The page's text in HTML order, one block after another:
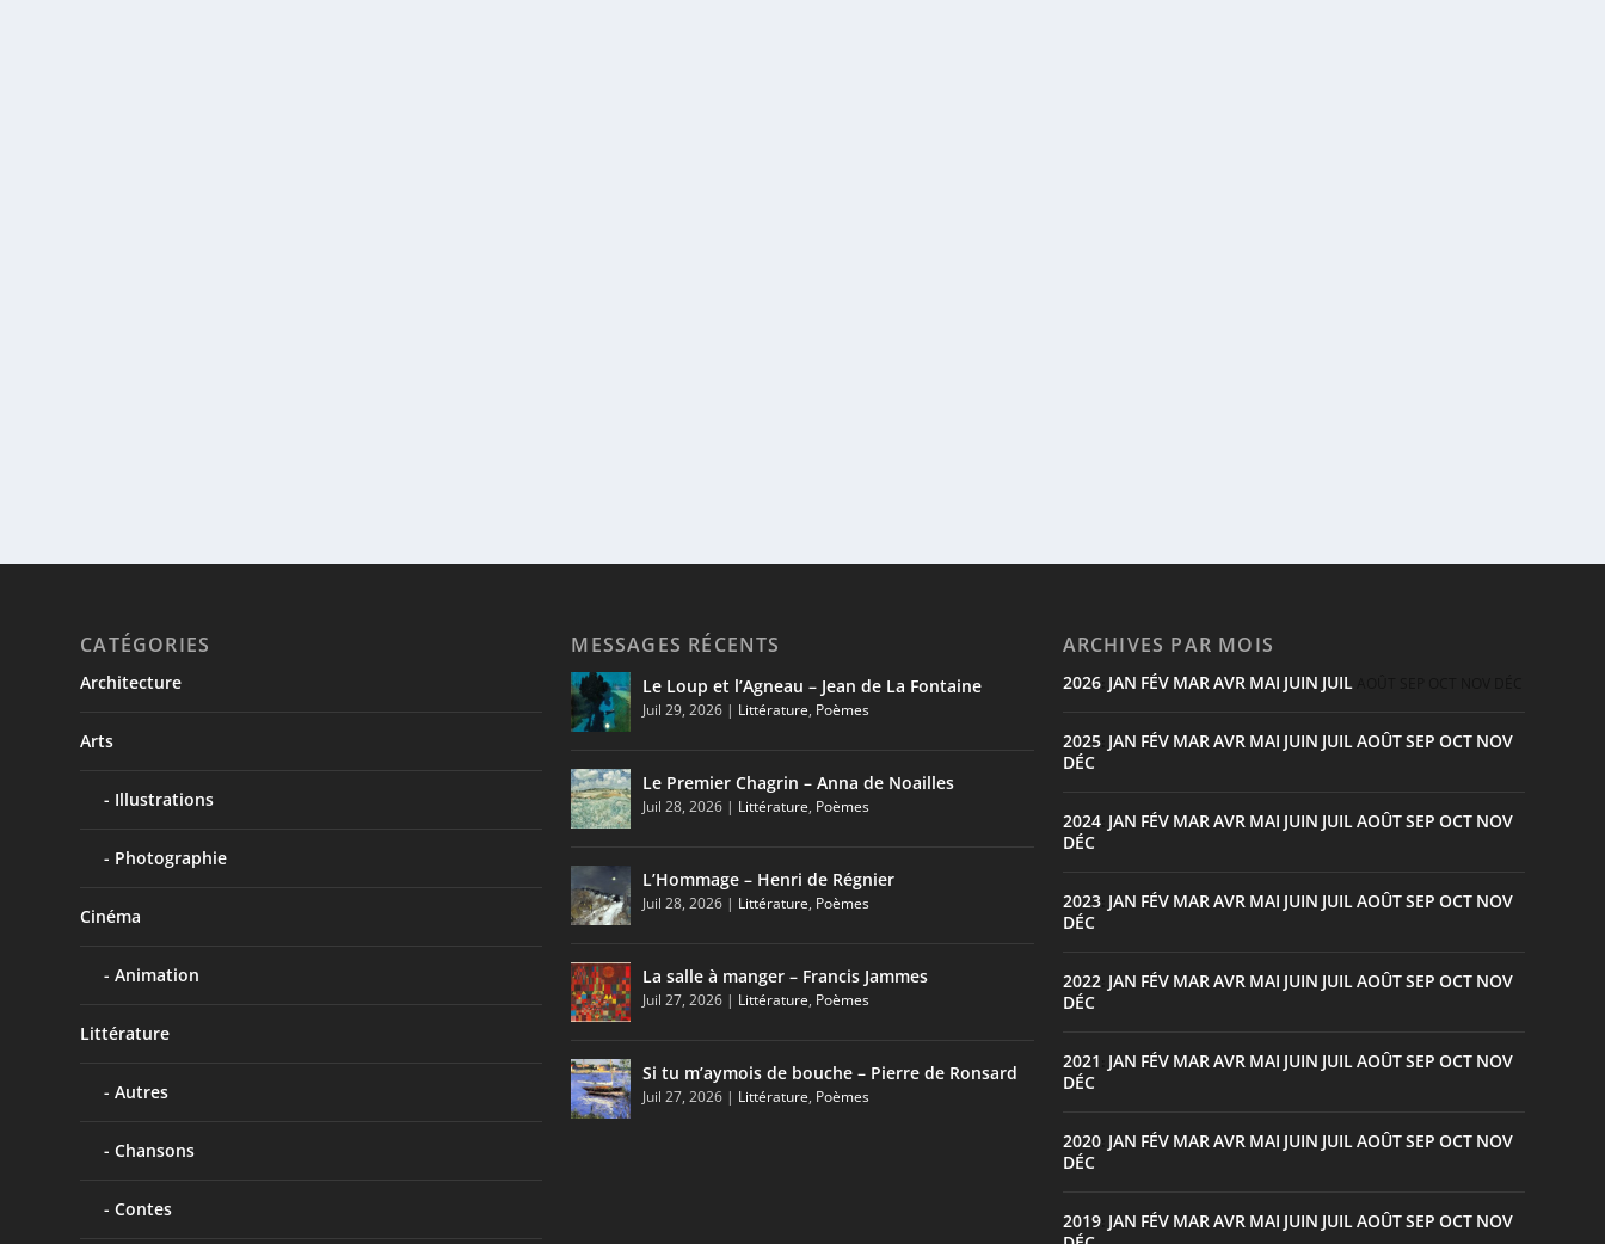
LE GONDOLIER MUET RAME EN SILENCE – GEORGE BYRON
Jan 20, 2018
Les échos de Venise ne répètent plus les vers du Tasse, et le gondolier muet rame en silence. Ses...
CATÉGORIES
Architecture
Arts
Illustrations
Photographie
Cinéma
Animation
Littérature
Autres
Chansons
Contes
MESSAGES RÉCENTS
Le Loup et l’Agneau – Jean de La Fontaine
Juil 29, 2026 | Littérature, Poèmes
Le Premier Chagrin – Anna de Noailles
Juil 28, 2026 | Littérature, Poèmes
L’Hommage – Henri de Régnier
Juil 28, 2026 | Littérature, Poèmes
La salle à manger – Francis Jammes
Juil 27, 2026 | Littérature, Poèmes
Si tu m’aymois de bouche – Pierre de Ronsard
Juil 27, 2026 | Littérature, Poèmes
ARCHIVES PAR MOIS
2026: JAN FÉV MARAVR MAI JUIN JUIL
2025: JAN FÉV MARAVR MAI JUIN JUILAOÛTSEP OCT NOV
DÉC
2024: JAN FÉV MARAVR MAI JUIN JUILAOÛTSEP OCT NOV
DÉC
2023: JAN FÉV MARAVR MAI JUIN JUILAOÛTSEP OCT NOV
DÉC
2022: JAN FÉV MARAVR MAI JUIN JUILAOÛTSEP OCT NOV
DÉC
2021 JAN FÉV MARAVR MAI JUIN JUILAOÛTSEP OCT NOV
DÉC
2020: JAN FÉV MARAVR MAI JUIN JUILAOÛTSEP OCT NOV
DÉC
2019: JAN FÉV MARAVR MAI JUIN JUILAOÛTSEP OCT NOV